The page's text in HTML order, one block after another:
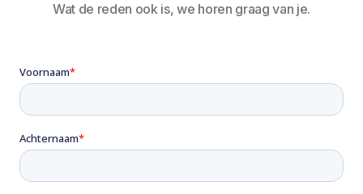
Wat de reden ook is, we horen graag van je.